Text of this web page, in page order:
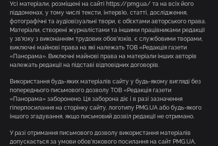
Усі матеріали, розміщені на сайті https://pmg.ua/ та на всіх його
піддоменах, у тому числі тексти, інтерв’ю, статті, дослідження,
фотографічні та аудіовізуальні твори, є об’єктами авторського права.
Матеріали, створені журналістами та іншими працівниками редакції
у зв’язку з виконанням трудових обов’язків, є службовими творами,
виключні майнові права на які належать ТОВ «Редакція газети
«Панорама». Виключні майнові права на матеріали інших авторів
належать редакції на підставі відповідних договорів.
Використання будь-яких матеріалів сайту у будь-якому вигляді без
попереднього письмового дозволу ТОВ «Редакція газети
«Панорама» заборонено. Ця заборона діє і в разі зазначення
гіперпосилання на сторінку сайту, логотипу PMG.UA або будь-якого
іншого згадування, якщо письмовий дозвіл редакції не отримано.
У разі отримання письмового дозволу використання матеріалів
допускається за умови обов’язкового посилання на сайт PMG.UA,